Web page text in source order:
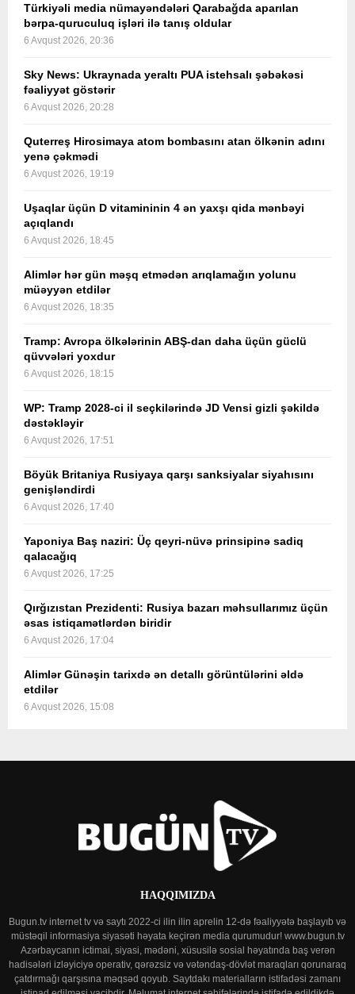
Türkiyəli media nümayəndələri Qarabağda aparılan
bərpa-quruculuq işləri ilə tanış oldular
6 Avqust 2026, 20:36
Sky News: Ukraynada yeraltı PUA istehsalı şəbəkəsi
fəaliyyət göstərir
6 Avqust 2026, 20:28
Quterreş Hirosimaya atom bombasını atan ölkənin adını
yenə çəkmədi
6 Avqust 2026, 19:19
Uşaqlar üçün D vitamininin 4 ən yaxşı qida mənbəyi
açıqlandı
6 Avqust 2026, 18:45
Alimlər hər gün məşq etmədən arıqlamağın yolunu
müəyyən etdilər
6 Avqust 2026, 18:35
Tramp: Avropa ölkələrinin ABŞ-dan daha üçün güclü
qüvvələri yoxdur
6 Avqust 2026, 18:15
WP: Tramp 2028-ci il seçkilərində JD Vensi gizli şəkildə
dəstəkləyir
6 Avqust 2026, 17:51
Böyük Britaniya Rusiyaya qarşı sanksiyalar siyahısını
genişləndirdi
6 Avqust 2026, 17:40
Yaponiya Baş naziri: Üç qeyri-nüvə prinsipinə sadiq
qalacağıq
6 Avqust 2026, 17:25
Qırğızıstan Prezidenti: Rusiya bazarı məhsullarımız üçün
əsas istiqamətlərdən biridir
6 Avqust 2026, 17:04
Alimlər Günəşin tarixdə ən detallı görüntülərini əldə
etdilər
6 Avqust 2026, 15:08
HAQQIMIZDA
Bugun.tv internet tv və saytı 2022-ci ilin ilin aprelin 12-də fəaliyyətə başlayıb və
müstəqil informasiya siyasəti həyata keçirən media qurumudur! www.bugun.tv
Azərbaycanın ictimai, siyasi, mədəni, xüsusilə sosial həyatında baş verən
hadisələri izləyiciyə operativ, qərəzsiz və vətəndaş-dövlət maraqları qorunaraq
çatdırmağı qarşısına məqsəd qoyub. Saytdakı materialların istifadəsi zamanı